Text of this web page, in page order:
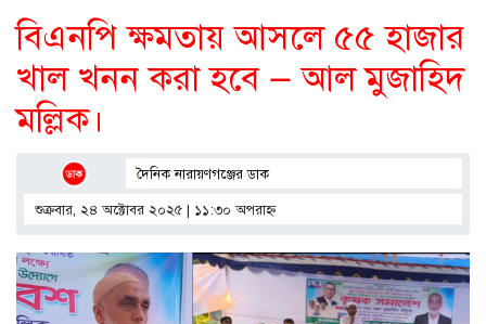
বিএনপি ক্ষমতায় আসলে ৫৫ হাজার
খাল খনন করা হবে — আল মুজাহিদ
মল্লিক।
দৈনিক নারায়ণগঞ্জের ডাক
শুক্রবার, ২৪ অক্টোবর ২০২৫ | ১১:৩০ অপরাহ্ণ